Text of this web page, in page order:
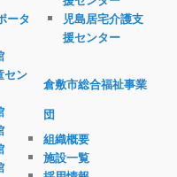
ータ
セン
児島居宅介護支
援センター
倉敷市総合福祉事業
団
組織概要
施設一覧